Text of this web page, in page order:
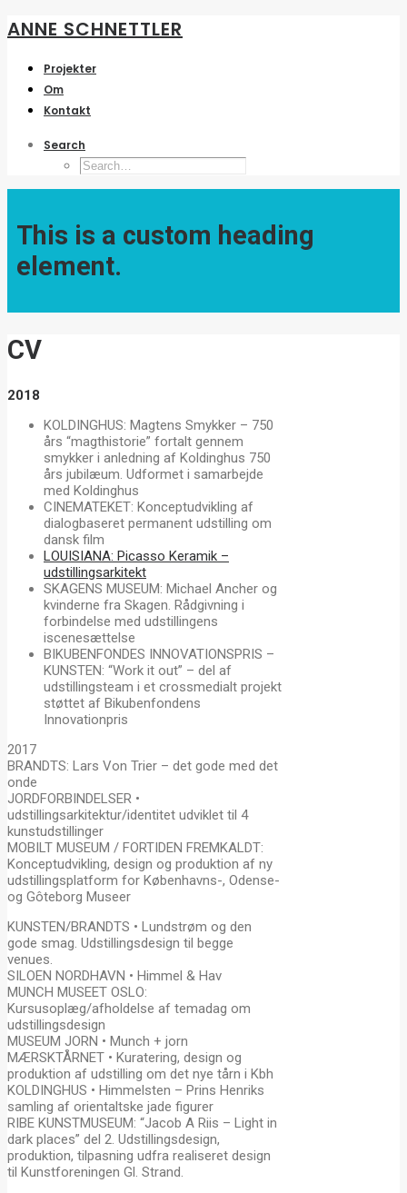
ANNE SCHNETTLER
Projekter
Om
Kontakt
Search
This is a custom heading
element.
CV
2018
KOLDINGHUS: Magtens Smykker – 750
års “magthistorie” fortalt gennem
smykker i anledning af Koldinghus 750
års jubilæum. Udformet i samarbejde
med Koldinghus
CINEMATEKET: Konceptudvikling af
dialogbaseret permanent udstilling om
dansk film
LOUISIANA: Picasso Keramik –
udstillingsarkitekt
SKAGENS MUSEUM: Michael Ancher og
kvinderne fra Skagen. Rådgivning i
forbindelse med udstillingens
iscenesættelse
BIKUBENFONDES INNOVATIONSPRIS –
KUNSTEN: “Work it out” – del af
udstillingsteam i et crossmedialt projekt
støttet af Bikubenfondens
Innovationpris
2017
BRANDTS: Lars Von Trier – det gode med det
onde
JORDFORBINDELSER •
udstillingsarkitektur/identitet udviklet til 4
kunstudstillinger
MOBILT MUSEUM / FORTIDEN FREMKALDT:
Konceptudvikling, design og produktion af ny
udstillingsplatform for Københavns-, Odense-
og Gôteborg Museer
KUNSTEN/BRANDTS • Lundstrøm og den
gode smag. Udstillingsdesign til begge
venues.
SILOEN NORDHAVN • Himmel & Hav
MUNCH MUSEET OSLO:
Kursusoplæg/afholdelse af temadag om
udstillingsdesign
MUSEUM JORN • Munch + jorn
MÆRSKTÅRNET • Kuratering, design og
produktion af udstilling om det nye tårn i Kbh
KOLDINGHUS • Himmelsten – Prins Henriks
samling af orientaltske jade figurer
RIBE KUNSTMUSEUM: “Jacob A Riis – Light in
dark places” del 2. Udstillingsdesign,
produktion, tilpasning udfra realiseret design
til Kunstforeningen Gl. Strand.